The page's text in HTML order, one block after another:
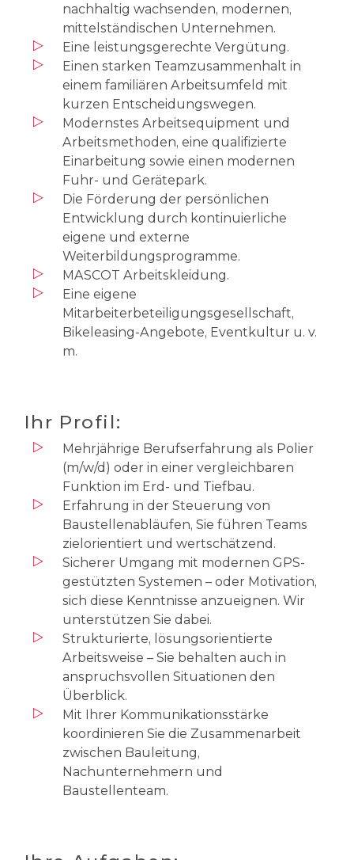
nachhaltig wachsenden, modernen,
mittelständischen Unternehmen.
Eine leistungsgerechte Vergütung.
Einen starken Teamzusammenhalt in
einem familiären Arbeitsumfeld mit
kurzen Entscheidungswegen.
Modernstes Arbeitsequipment und
Arbeitsmethoden, eine qualifizierte
Einarbeitung sowie einen modernen
Fuhr- und Gerätepark.
Die Förderung der persönlichen
Entwicklung durch kontinuierliche
eigene und externe
Weiterbildungsprogramme.
MASCOT Arbeitskleidung.
Eine eigene
Mitarbeiterbeteiligungsgesellschaft,
Bikeleasing-Angebote, Eventkultur u. v.
m.
Ihr Profil:
Mehrjährige Berufserfahrung als Polier
(m/w/d) oder in einer vergleichbaren
Funktion im Erd- und Tiefbau.
Erfahrung in der Steuerung von
Baustellenabläufen, Sie führen Teams
zielorientiert und wertschätzend.
Sicherer Umgang mit modernen GPS-
gestützten Systemen – oder Motivation,
sich diese Kenntnisse anzueignen. Wir
unterstützen Sie dabei.
Strukturierte, lösungsorientierte
Arbeitsweise – Sie behalten auch in
anspruchsvollen Situationen den
Überblick.
Mit Ihrer Kommunikationsstärke
koordinieren Sie die Zusammenarbeit
zwischen Bauleitung,
Nachunternehmern und
Baustellenteam.